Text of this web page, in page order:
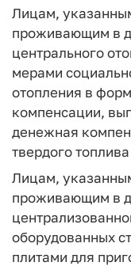
Лицам,
проживающим в
центрального
мерами
отопления в
компенсации,
денежная
твердого
Лицам,
проживающим в
оборудованных
плитами для